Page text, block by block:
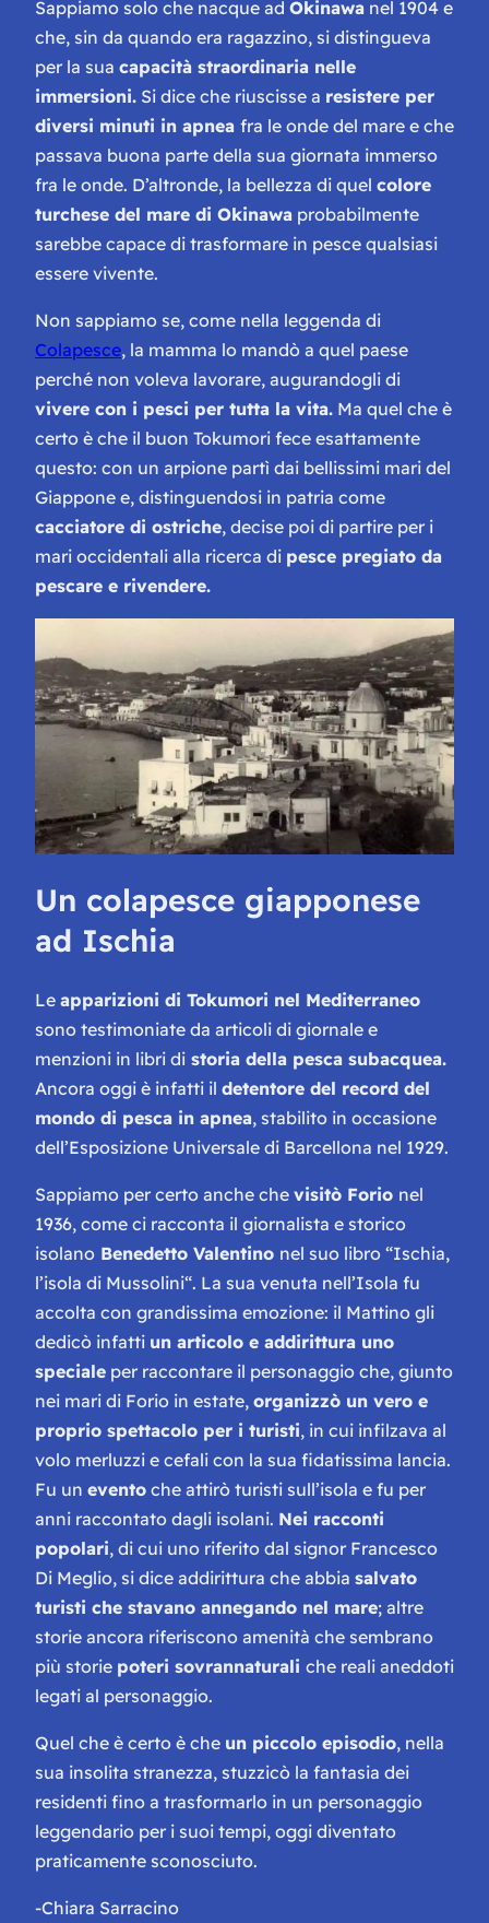
Sappiamo solo che nacque ad Okinawa nel 1904 e
che, sin da quando era ragazzino, si distingueva
per la sua capacità straordinaria nelle
immersioni. Si dice che riuscisse a resistere per
diversi minuti in apnea fra le onde del mare e che
passava buona parte della sua giornata immerso
fra le onde. D’altronde, la bellezza di quel colore
turchese del mare di Okinawa probabilmente
sarebbe capace di trasformare in pesce qualsiasi
essere vivente.
Non sappiamo se, come nella leggenda di
Colapesce, la mamma lo mandò a quel paese
perché non voleva lavorare, augurandogli di
vivere con i pesci per tutta la vita. Ma quel che è
certo è che il buon Tokumori fece esattamente
questo: con un arpione partì dai bellissimi mari del
Giappone e, distinguendosi in patria come
cacciatore di ostriche, decise poi di partire per i
mari occidentali alla ricerca di pesce pregiato da
pescare e rivendere.
Un colapesce giapponese
ad Ischia
Le apparizioni di Tokumori nel Mediterraneo
sono testimoniate da articoli di giornale e
menzioni in libri di storia della pesca subacquea.
Ancora oggi è infatti il detentore del record del
mondo di pesca in apnea, stabilito in occasione
dell’Esposizione Universale di Barcellona nel 1929.
Sappiamo per certo anche che visitò Forio nel
1936, come ci racconta il giornalista e storico
isolano Benedetto Valentino nel suo libro “Ischia,
l’isola di Mussolini“. La sua venuta nell’Isola fu
accolta con grandissima emozione: il Mattino gli
dedicò infatti un articolo e addirittura uno
speciale per raccontare il personaggio che, giunto
nei mari di Forio in estate, organizzò un vero e
proprio spettacolo per i turisti, in cui infilzava al
volo merluzzi e cefali con la sua fidatissima lancia.
Fu un evento che attirò turisti sull’isola e fu per
anni raccontato dagli isolani. Nei racconti
popolari, di cui uno riferito dal signor Francesco
Di Meglio, si dice addirittura che abbia salvato
turisti che stavano annegando nel mare; altre
storie ancora riferiscono amenità che sembrano
più storie poteri sovrannaturali che reali aneddoti
legati al personaggio.
Quel che è certo è che un piccolo episodio, nella
sua insolita stranezza, stuzzicò la fantasia dei
residenti fino a trasformarlo in un personaggio
leggendario per i suoi tempi, oggi diventato
praticamente sconosciuto.
-Chiara Sarracino